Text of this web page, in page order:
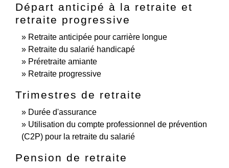
Départ anticipé à la retraite et
retraite progressive
Retraite anticipée pour carrière longue
Retraite du salarié handicapé
Préretraite amiante
Retraite progressive
Trimestres de retraite
Durée d'assurance
Utilisation du compte professionnel de prévention
(C2P) pour la retraite du salarié
Pension de retraite